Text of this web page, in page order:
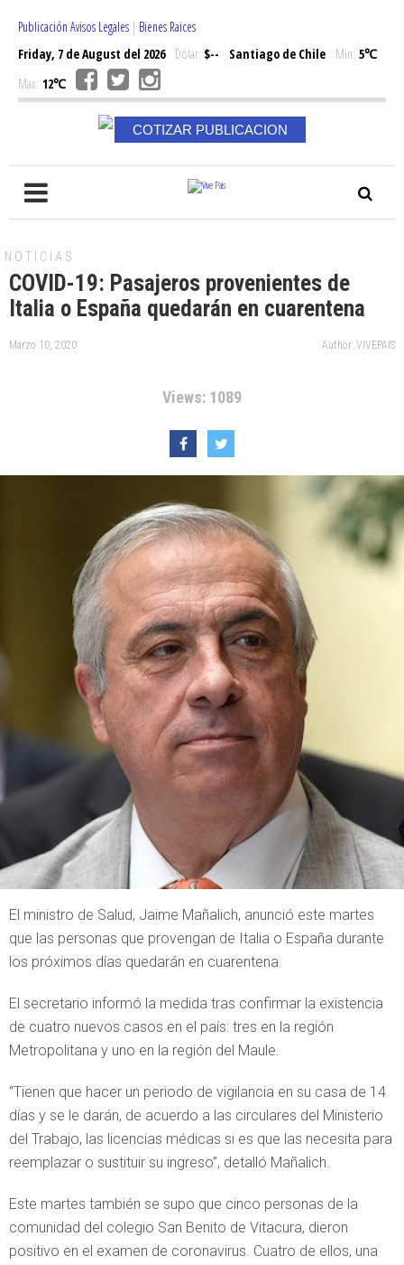
Publicación Avisos Legales | Bienes Raices
Friday, 7 de August del 2026Dólar: $-- Santiago de Chile Min: 5℃
Max: 12℃
COTIZAR PUBLICACION
NOTICIAS
COVID-19: Pasajeros provenientes de
Italia o España quedarán en cuarentena
Marzo 10, 2020 Author: VIVEPAIS
Views: 1089
El ministro de Salud, Jaime Mañalich, anunció este martes
que las personas que provengan de Italia o España durante
los próximos días quedarán en cuarentena.
El secretario informó la medida tras confirmar la existencia
de cuatro nuevos casos en el país: tres en la región
Metropolitana y uno en la región del Maule.
“Tienen que hacer un periodo de vigilancia en su casa de 14
días y se le darán, de acuerdo a las circulares del Ministerio
del Trabajo, las licencias médicas si es que las necesita para
reemplazar o sustituir su ingreso”, detalló Mañalich.
Este martes también se supo que cinco personas de la
comunidad del colegio San Benito de Vitacura, dieron
positivo en el examen de coronavirus. Cuatro de ellos, una